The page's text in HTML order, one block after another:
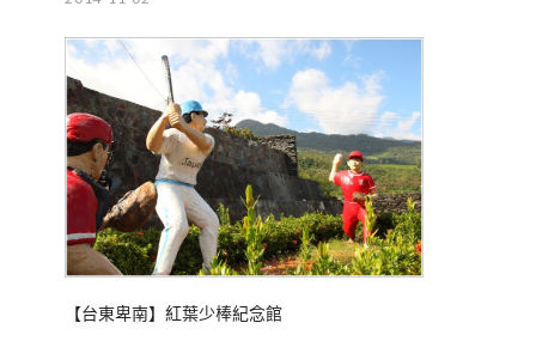
【台東卑南】紅葉少棒紀念館